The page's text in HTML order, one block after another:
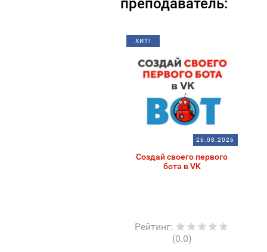
преподаватель:
ХИТ!
26.08.2026
Создай своего первого
бота в VK
Рейтинг:
(0.0)